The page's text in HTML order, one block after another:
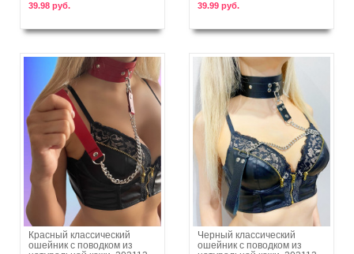
39.98 руб. 39.99 руб.
В корзину
Красный классический
ошейник с поводком из
В корзину
Черный классический
ошейник с поводком из